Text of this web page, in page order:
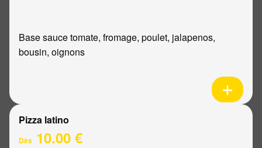
Base sauce tomate, fromage, poulet, jalapenos,
bousin, oignons
Pizza latino
Dès 10.00 €